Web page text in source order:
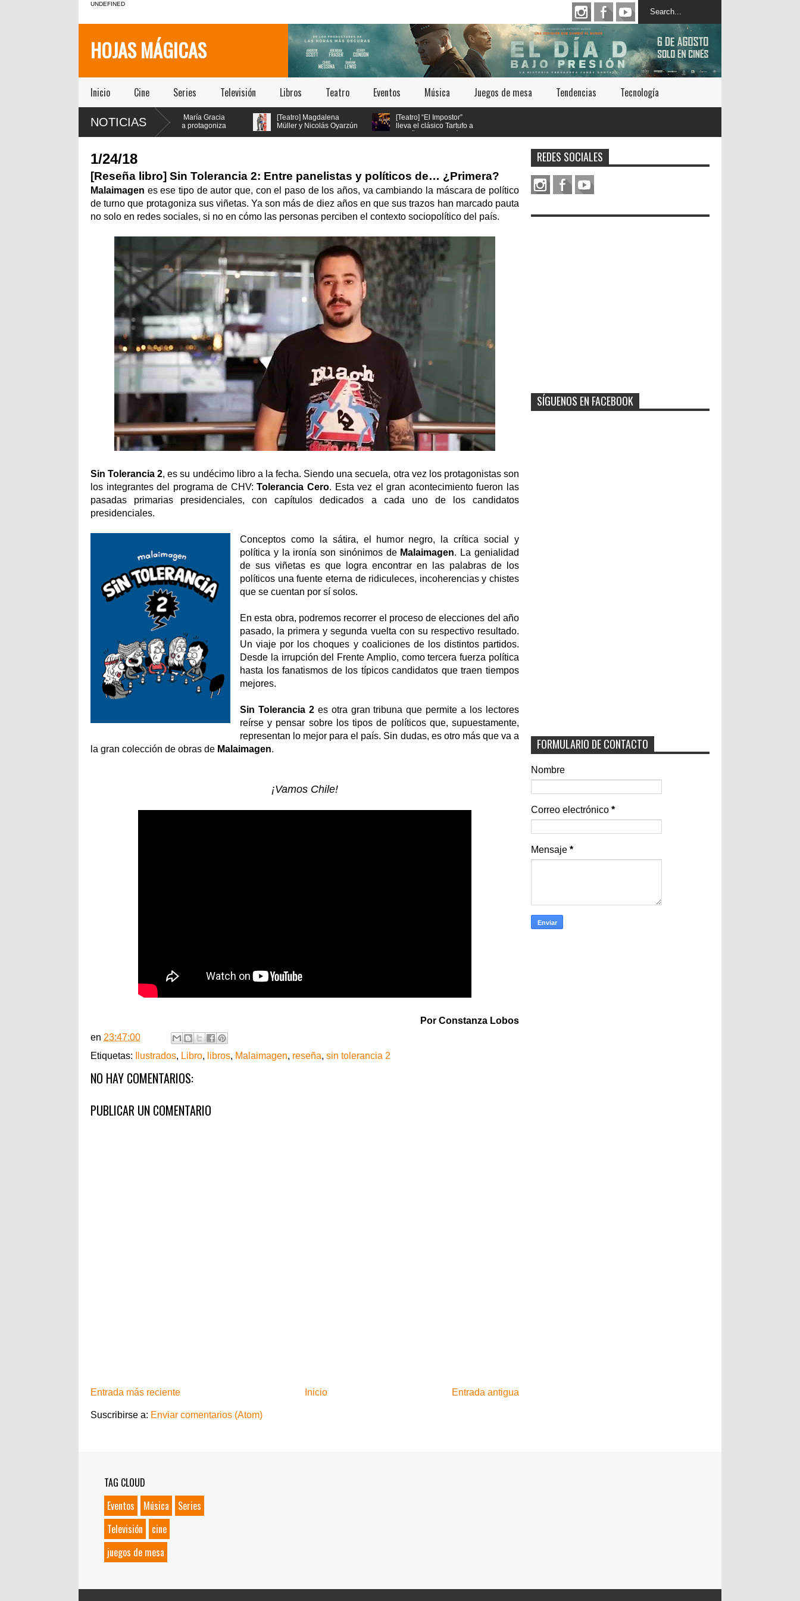
UNDEFINED
HOJAS MÁGICAS
Inicio Cine Series Televisión Libros Teatro Eventos Música Juegos de mesa Tendencias Tecnología
NOTICIAS
PA$$$TA(YO)BA$$$E!!!!
de nuestra sociedad
[Teatro] María Gracia
Omegna protagoniza
“Las cosas
[Teatro] Magdalena
Müller y Nicolás Oyarzún
[Teatro] “El Impostor”
lleva el clásico Tartufo a
1/24/18
[Reseña libro] Sin Tolerancia 2: Entre panelistas y políticos de… ¿Primera?
Malaimagen es ese tipo de autor que, con el paso de los años, va cambiando la máscara de político
de turno que protagoniza sus viñetas. Ya son más de diez años en que sus trazos han marcado pauta
no solo en redes sociales, si no en cómo las personas perciben el contexto sociopolítico del país.
Sin Tolerancia 2, es su undécimo libro a la fecha. Siendo una secuela, otra vez los protagonistas son
los integrantes del programa de CHV:Tolerancia Cero. Esta vez el gran acontecimiento fueron las
pasadas primarias presidenciales, con capítulos dedicados a cada uno de los candidatos
presidenciales.
Conceptos como la sátira, el humor negro, la crítica social y
política y la ironía son sinónimos de Malaimagen. La genialidad
de sus viñetas es que logra encontrar en las palabras de los
políticos una fuente eterna de ridiculeces, incoherencias y chistes
que se cuentan por sí solos.
En esta obra, podremos recorrer el proceso de elecciones del año
pasado, la primera y segunda vuelta con su respectivo resultado.
Un viaje por los choques y coaliciones de los distintos partidos.
Desde la irrupción del Frente Amplio, como tercera fuerza política
hasta los fanatismos de los típicos candidatos que traen tiempos
mejores.
Sin Tolerancia 2es otra gran tribuna que permite a los lectores
reírse y pensar sobre los tipos de políticos que, supuestamente,
representan lo mejor para el país. Sin dudas, es otro más que va a
la gran colección de obras de Malaimagen.
¡Vamos Chile!
Por Constanza Lobos
en 23:47:00
Etiquetas:
Ilustrados, Libro, libros, Malaimagen, reseña, sin tolerancia 2
NO HAY COMENTARIOS:
PUBLICAR UN COMENTARIO
Entrada más reciente Entrada antigua
Inicio
Suscribirse a: Enviar comentarios (Atom)
REDES SOCIALES
SÍGUENOS EN FACEBOOK
FORMULARIO DE CONTACTO
Nombre
Correo electrónico *
Mensaje *
TAG CLOUD
Eventos
Música
Series
Televisión
cine
juegos de mesa